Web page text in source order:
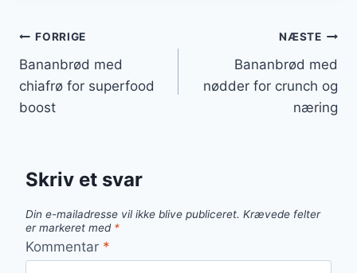
Indlægsnavigation
FORRIGE
Bananbrød med
chiafrø for superfood
boost
NÆSTE
Bananbrød med
nødder for crunch og
næring
Skriv et svar
Din e-mailadresse vil ikke blive publiceret. Krævede felter
er markeret med *
Kommentar *